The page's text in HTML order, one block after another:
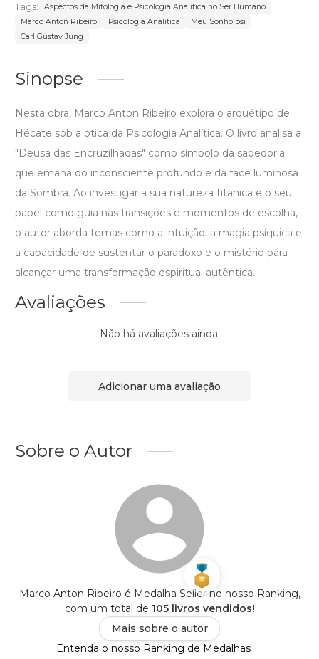
Tags:
Aspectos da Mitologia e Psicologia Analitica no Ser Humano
Marco Anton Ribeiro
Psicologia Analítica
Meu Sonho psi
Carl Gustav Jung
Sinopse
Nesta obra, Marco Anton Ribeiro explora o arquétipo de
Hécate sob a ótica da Psicologia Analítica. O livro analisa a
"Deusa das Encruzilhadas" como símbolo da sabedoria
que emana do inconsciente profundo e da face luminosa
da Sombra. Ao investigar a sua natureza titânica e o seu
papel como guia nas transições e momentos de escolha,
o autor aborda temas como a intuição, a magia psíquica e
a capacidade de sustentar o paradoxo e o mistério para
alcançar uma transformação espiritual autêntica.
Avaliações
Não há avaliações ainda.
Adicionar uma avaliação
Sobre o Autor
Marco Anton Ribeiro é Medalha Seller no nosso Ranking,
com um total de 105 livros vendidos!
Mais sobre o autor
Entenda o nosso Ranking de Medalhas